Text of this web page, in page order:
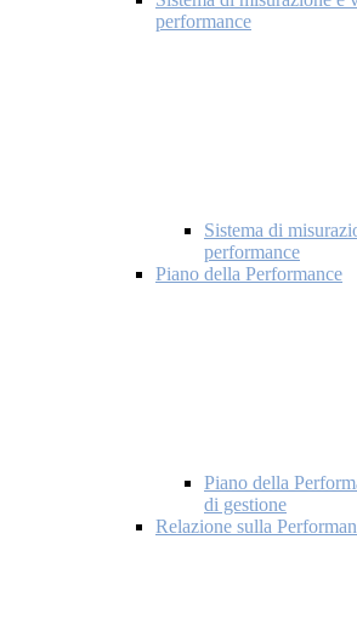
performance
Sistema di
performance
Piano della Performance
Piano della
di gestione
Relazione sulla